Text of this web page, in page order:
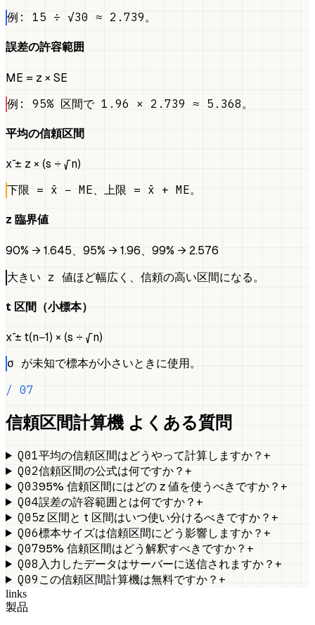
例: 15 ÷ √30 ≈ 2.739。
誤差の許容範囲
ME = z × SE
例: 95% 区間で 1.96 × 2.739 ≈ 5.368。
平均の信頼区間
x̄ ± z × (s ÷ √n)
下限 = x̄ − ME、上限 = x̄ + ME。
z 臨界値
90% → 1.645、95% → 1.96、99% → 2.576
大きい z 値ほど幅広く、信頼の高い区間になる。
t 区間（小標本）
x̄ ± t(n−1) × (s ÷ √n)
σ が未知で標本が小さいときに使用。
/ 07
信頼区間計算機 よくある質問
Q01平均の信頼区間はどうやって計算しますか？ +
Q02信頼区間の公式は何ですか？ +
Q0395% 信頼区間にはどの z 値を使うべきですか？ +
Q04誤差の許容範囲とは何ですか？ +
Q05z 区間と t 区間はいつ使い分けるべきですか？ +
Q06標本サイズは信頼区間にどう影響しますか？ +
Q0795% 信頼区間はどう解釈すべきですか？ +
Q08 入力したデータはサーバーに送信されますか？ +
Q09 この信頼区間計算機は無料ですか？ +
links
製品